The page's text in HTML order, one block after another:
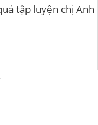
tập luyện chị Anh